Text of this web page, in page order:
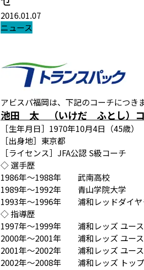
2016.01.07
ニュース
アビスパ福岡は、下記のコーチにつき
池田 太 （いけだ ふとし）
［生年月日］1970年10月4日（45歳）
［出身地］東京都
［ライセンス］JFA公認 S級コーチ
◇ 選手歴
1986年～1988年 武南高校
1989年～1992年 青山学院大学
1993年～1996年 浦和レッドダイヤ
◇ 指導歴
1997年～1999年 浦和レッズ ユー
2000年～2001年 浦和レッズ ユー
2001年～2002年 浦和レッズ ユー
2002年～2008年 浦和レッズ トップ